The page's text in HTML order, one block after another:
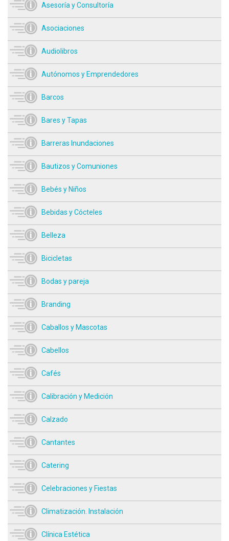
Asesoría y Consultoría
Asociaciones
Audiolibros
Autónomos y Emprendedores
Barcos
Bares y Tapas
Barreras Inundaciones
Bautizos y Comuniones
Bebés y Niños
Bebidas y Cócteles
Belleza
Bicicletas
Bodas y pareja
Branding
Caballos y Mascotas
Cabellos
Cafés
Calibración y Medición
Calzado
Cantantes
Catering
Celebraciones y Fiestas
Climatización. Instalación
Clínica Estética